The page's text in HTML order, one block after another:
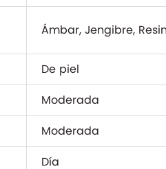
Ámbar, Jengibre,
De piel
Moderada
Moderada
Día